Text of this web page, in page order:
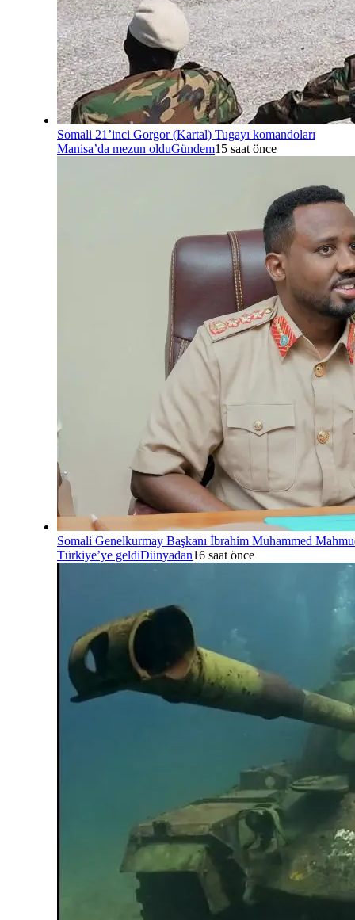
Somali 21’inci Gorgor (Kartal) Tugayı komandoları
Manisa’da mezun olduGündem15 saat önce
Somali Genelkurmay Başkanı İbrahim Muhammed
Türkiye’ye geldiDünyadan16 saat önce